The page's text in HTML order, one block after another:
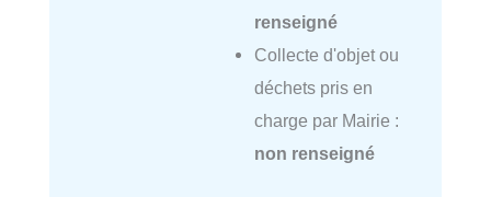
renseigné
Collecte d'objet ou
déchets pris en
charge par Mairie :
non renseigné